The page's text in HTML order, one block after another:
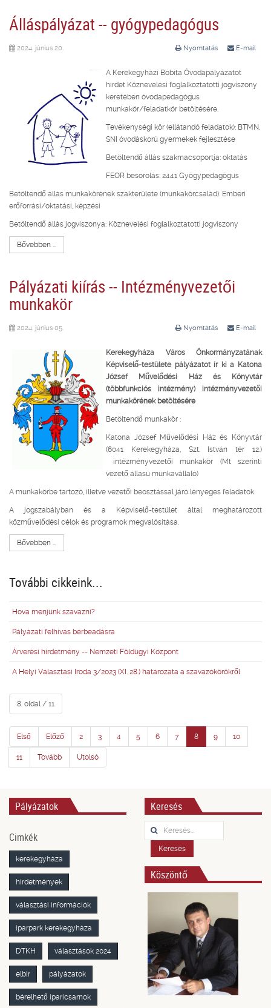
Álláspályázat -- gyógypedagógus
Nyomtatás E-mail
2024. június 20.
A Kerekegyházi Bóbita Óvodapályázatot
hirdet Köznevelési foglalkoztatotti jogviszony
keretében óvodapedagógus
munkakör/feladatkör betöltésére.
Tevékenységi kör (ellátandó feladatok): BTMN,
SNI óvodáskorú gyermekek fejlesztése
Betöltendő állás szakmacsoportja: oktatás
FEOR besorolás: 2441 Gyógypedagógus
Betöltendő állás munkakörének szakterülete (munkakörcsalád): Emberi
erőforrási/oktatási, képzési
Betöltendő állás jogviszonya: Köznevelési foglalkoztatotti jogviszony
Bővebben ...
Pályázati kiírás -- Intézményvezetői
munkakör
Nyomtatás E-mail
2024. június 05.
Kerekegyháza Város Önkormányzatának
Képviselő-testülete pályázatot ír ki a Katona
József Művelődési Ház és Könyvtár
(többfunkciós intézmény) intézményvezetői
munkakörének betöltésére
Betöltendő munkakör :
Katona József Művelődési Ház és Könyvtár
(6041 Kerekegyháza, Szt. István tér 12.)
intézményvezetői munkakör (Mt szerinti
vezető állású munkavállaló)
A munkakörbe tartozó, illetve vezetői beosztással járó lényeges feladatok:
A jogszabályban és a Képviselő-testület által meghatározott
közművelődési célok és programok megvalósítása.
Bővebben ...
További cikkeink...
Hova menjünk szavazni?
Pályázati felhívás bérbeadásra
Árverési hirdetmény -- Nemzeti Földügyi Központ
A Helyi Választási Iroda 3/2023 (XI. 28.) határozata a szavazókörökről
8. oldal / 11
Első Előző 2 3 4 5 6 7 8 9 10
11 Tovább Utolsó
Pályázatok
Cimkék
kerekegyháza
hirdetmények
választási információk
iparpark kerekegyháza
DTKH választások 2024
elbir pályázatok
bérelhető iparicsarnok
Keresés
Keresés...
Keresés
Köszöntő